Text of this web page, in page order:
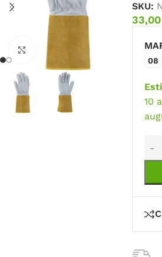
Faceți click pentru a mări
SKU:
33,00
08
10